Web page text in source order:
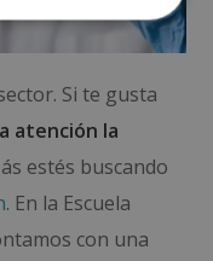
Si te gusta
atención la
estés buscando
. En la Escuela
con una